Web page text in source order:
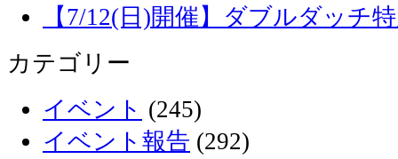
【7/12(日)開催】ダブルダッチ
カテゴリー
イベント (245)
イベント報告 (292)